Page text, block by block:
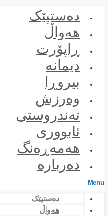
دەستپێک
هەواڵ
ڕاپۆرت
دیمانە
بیروڕا
وەرزش
تەندروستی
ئابووری
هەمەڕەنگ
دەربارە
Menu
دەستپێک
هەواڵ